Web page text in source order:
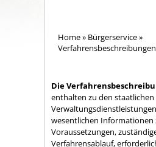
Home» Bürgerservice»
Verfahrensbeschreibungen
Die
enthalten zu den staatlichen
wesentlichen Informationen
Voraussetzungen,
Verfahrensablauf,